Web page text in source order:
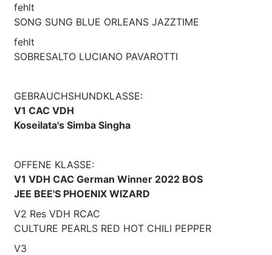
fehlt
SONG SUNG BLUE ORLEANS JAZZTIME
fehlt
SOBRESALTO LUCIANO PAVAROTTI
GEBRAUCHSHUNDKLASSE:
V1 CAC VDH
Koseilata's Simba Singha
OFFENE KLASSE:
V1 VDH CAC German Winner 2022 BOS
JEE BEE'S PHOENIX WIZARD
V2 Res VDH RCAC
CULTURE PEARLS RED HOT CHILI PEPPER
V3